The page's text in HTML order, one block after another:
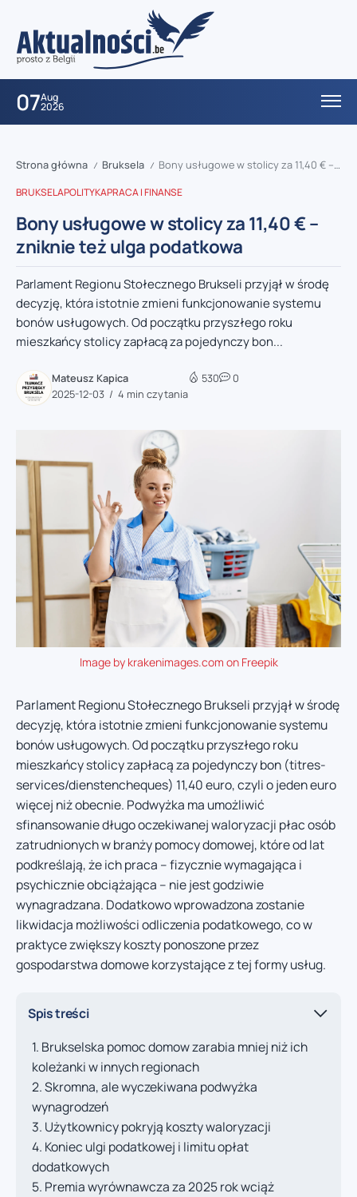
07Aug
2026
Strona główna / Bruksela / Bony usługowe w stolicy za 11,40 € – zniknie też ulga podatkowa
BRUKSELAPOLITYKAPRACA I FINANSE
Bony usługowe w stolicy za 11,40 € –
zniknie też ulga podatkowa
Parlament Regionu Stołecznego Brukseli przyjął w środę
decyzję, która istotnie zmieni funkcjonowanie systemu
bonów usługowych. Od początku przyszłego roku
mieszkańcy stolicy zapłacą za pojedynczy bon...
Mateusz Kapica
2025-12-03
4 min czytania
530 0
Image by krakenimages.com on Freepik
Parlament Regionu Stołecznego Brukseli przyjął w środę
decyzję, która istotnie zmieni funkcjonowanie systemu
bonów usługowych. Od początku przyszłego roku
mieszkańcy stolicy zapłacą za pojedynczy bon (titres-
services/dienstencheques) 11,40 euro, czyli o jeden euro
więcej niż obecnie. Podwyżka ma umożliwić
sfinansowanie długo oczekiwanej waloryzacji płac osób
zatrudnionych w branży pomocy domowej, które od lat
podkreślają, że ich praca – fizycznie wymagająca i
psychicznie obciążająca – nie jest godziwie
wynagradzana. Dodatkowo wprowadzona zostanie
likwidacja możliwości odliczenia podatkowego, co w
praktyce zwiększy koszty ponoszone przez
gospodarstwa domowe korzystające z tej formy usług.
Spis treści
Brukselska pomoc domow zarabia mniej niż ich
koleżanki w innych regionach
Skromna, ale wyczekiwana podwyżka
wynagrodzeń
Użytkownicy pokryją koszty waloryzacji
Koniec ulgi podatkowej i limitu opłat
dodatkowych
Premia wyrównawcza za 2025 rok wciąż